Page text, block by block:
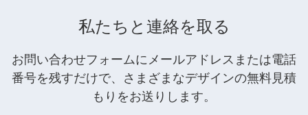
私たちと連絡を取る
お問い合わせフォームにメールアドレスまたは電話
番号を残すだけで、さまざまなデザインの無料見積
もりをお送りします。